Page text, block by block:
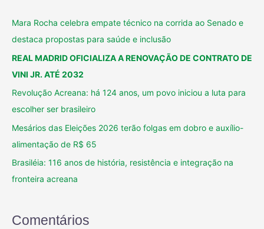
Mara Rocha celebra empate técnico na corrida ao Senado e
destaca propostas para saúde e inclusão
REAL MADRID OFICIALIZA A RENOVAÇÃO DE CONTRATO DE
VINI JR. ATÉ 2032
Revolução Acreana: há 124 anos, um povo iniciou a luta para
escolher ser brasileiro
Mesários das Eleições 2026 terão folgas em dobro e auxílio-
alimentação de R$ 65
Brasiléia: 116 anos de história, resistência e integração na
fronteira acreana
Comentários